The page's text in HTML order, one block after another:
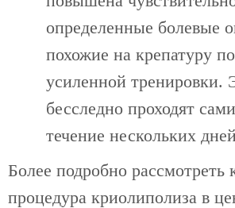
определенные болевые
похожие на крепатуру
усиленной тренировки.
бесследно проходят
течение нескольких
Более подробно рассмотреть
процедура криолиполиза в